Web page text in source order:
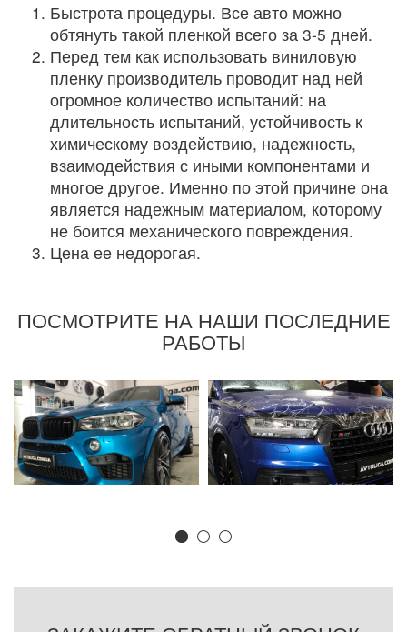
Быстрота процедуры. Все авто можно
обтянуть такой пленкой всего за 3-5 дней.
Перед тем как использовать виниловую
пленку производитель проводит над ней
огромное количество испытаний: на
длительность испытаний, устойчивость к
химическому воздействию, надежность,
взаимодействия с иными компонентами и
многое другое. Именно по этой причине она
является надежным материалом, которому
не боится механического повреждения.
Цена ее недорогая.
ПОСМОТРИТЕ НА НАШИ ПОСЛЕДНИЕ
РАБОТЫ